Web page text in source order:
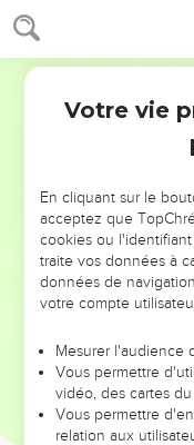
Jean 6
vie.
Hélas, il y en a
le début Jésus savait
pas, et qui était celui
Aussi ajouta-t-il :
Personne ne peut
Père.
A partir de ce
l’abandonnèrent et
Alors Jésus, se
Et vous, ne voulez-
Mais *Simon Pierre
irions-nous ? Tu as
Nous, nous avons
nous savons que tu es
Votre vie
En cliquant sur le
acceptez que
cookies ou
traite vos données à
données de
votre compte
Mesurer l'audience
Vous permettre
vidéo, des cartes
Vous permettre
relation aux